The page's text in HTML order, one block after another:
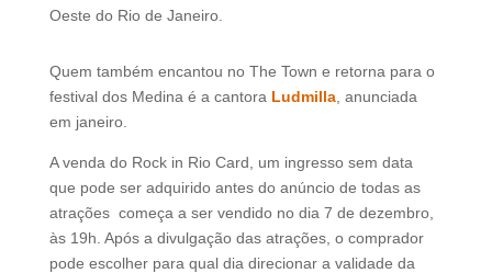
Oeste do Rio de Janeiro.
Quem também encantou no The Town e retorna para o
festival dos Medina é a cantora Ludmilla, anunciada
em janeiro.
A venda do Rock in Rio Card, um ingresso sem data
que pode ser adquirido antes do anúncio de todas as
atrações começa a ser vendido no dia 7 de dezembro,
às 19h. Após a divulgação das atrações, o comprador
pode escolher para qual dia direcionar a validade da